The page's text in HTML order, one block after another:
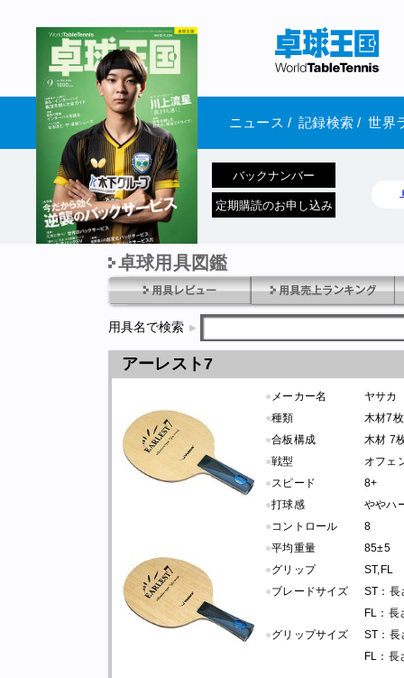
ニュース / 記録検索 / 世界
1970年1月01日 発売
バックナンバー
定期購読のお申し込み
卓球用具図鑑
用具名で検索
アーレスト7
● メーカー名
ヤサカ
●種類
木材7枚
●合板構成
木材 7
●戦型
オフェ
●スピード
8+
●打球感
ややハ
●コントロール
8
●平均重量
85±5
●グリップ
ST,FL
●ブレードサイズ
ST：長
FL：長
●グリップサイズ
ST：長
FL：長